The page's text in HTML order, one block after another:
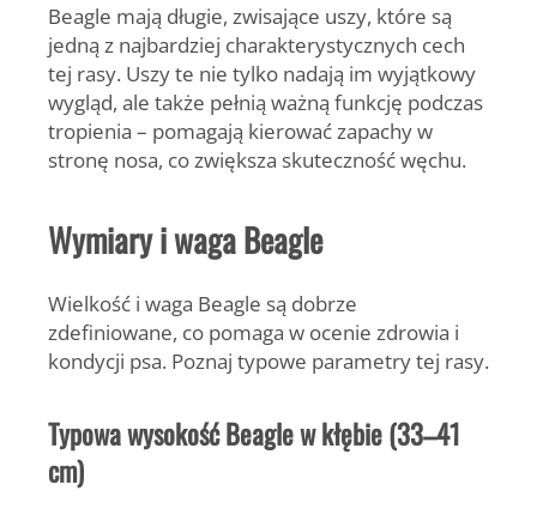
Beagle mają długie, zwisające uszy, które są
jedną z najbardziej charakterystycznych cech
tej rasy. Uszy te nie tylko nadają im wyjątkowy
wygląd, ale także pełnią ważną funkcję podczas
tropienia – pomagają kierować zapachy w
stronę nosa, co zwiększa skuteczność węchu.
Wymiary i waga Beagle
Wielkość i waga Beagle są dobrze
zdefiniowane, co pomaga w ocenie zdrowia i
kondycji psa. Poznaj typowe parametry tej rasy.
Typowa wysokość Beagle w kłębie (33–41
cm)